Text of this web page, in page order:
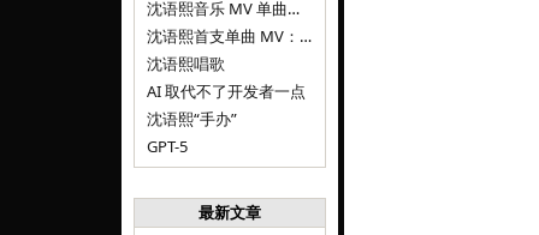
沈语熙音乐 MV 单曲第二弹：优雅时间
沈语熙首支单曲 MV：告别的倒影
沈语熙唱歌
AI 取代不了开发者一点
沈语熙“手办”
GPT-5
最新文章